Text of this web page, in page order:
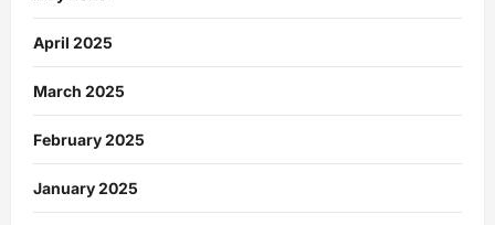
April 2025
March 2025
February 2025
January 2025